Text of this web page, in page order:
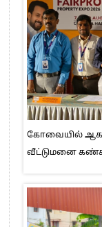
கோவையில் ஆக.7
வீட்டுமனை